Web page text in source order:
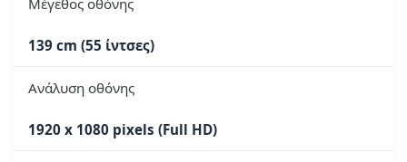
Μέγεθος οθόνης
139 cm (55 ίντσες)
Ανάλυση οθόνης
1920 x 1080 pixels (Full HD)